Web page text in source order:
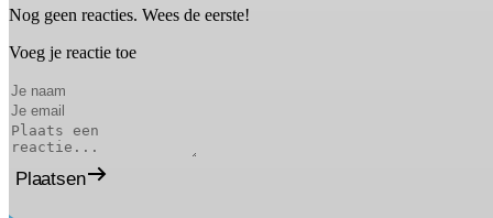
Nog geen reacties. Wees de eerste!
Voeg je reactie toe
Plaatsen